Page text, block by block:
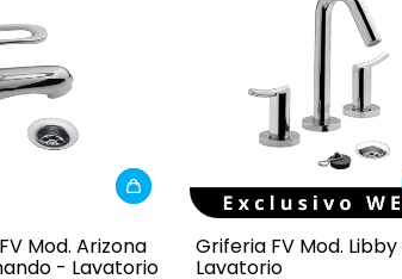
Mod. Arizona
- Lavatorio
Griferia FV Mod.
Lavatorio